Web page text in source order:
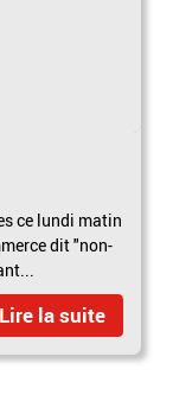
ce lundi matin
dit "non-
Lire la suite